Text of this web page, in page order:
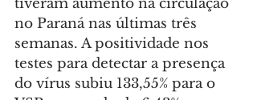
tiveram aumento na circulação
no Paraná nas últimas três
semanas. A positividade nos
testes para detectar a presença
do vírus subiu 133,55% para o